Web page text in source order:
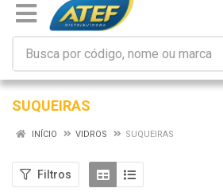
SUQUEIRAS
INÍCIO VIDROS SUQUEIRAS
Filtros